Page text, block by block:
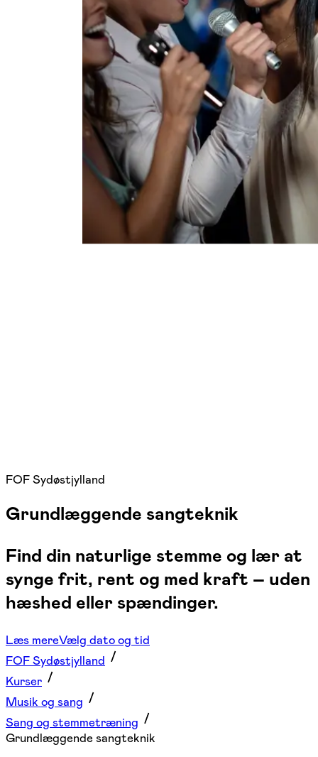
FOF Sydøstjylland
Grundlæggende sangteknik
Find din naturlige stemme og lær at
synge frit, rent og med kraft – uden
hæshed eller spændinger.
Læs mereVælg dato og tid
FOF Sydøstjylland
Kurser
Musik og sang
Sang og stemmetræning
Grundlæggende sangteknik